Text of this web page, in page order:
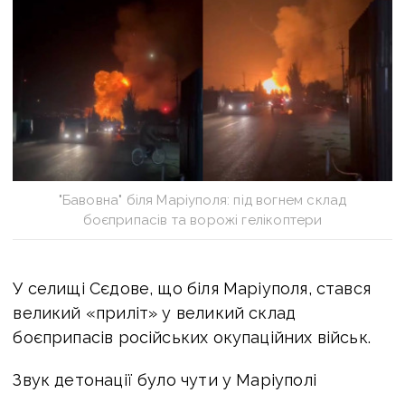
"Бавовна" біля Маріуполя: під вогнем склад
боєприпасів та ворожі гелікоптери
У селищі Сєдове, що біля Маріуполя, стався
великий «приліт» у великий склад
боєприпасів російських окупаційних військ.
Звук детонації було чути у Маріуполі